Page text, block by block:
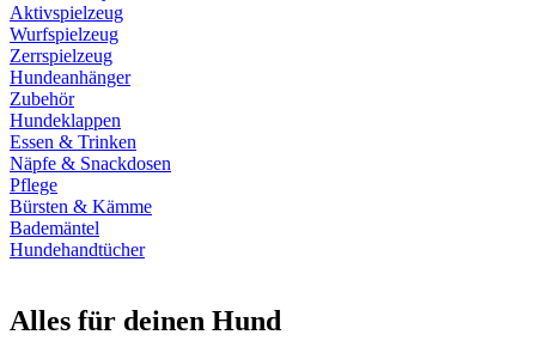
Aktivspielzeug
Wurfspielzeug
Zerrspielzeug
Hundeanhänger
Zubehör
Hundeklappen
Essen & Trinken
Näpfe & Snackdosen
Pflege
Bürsten & Kämme
Bademäntel
Hundehandtücher
Alles für deinen Hund